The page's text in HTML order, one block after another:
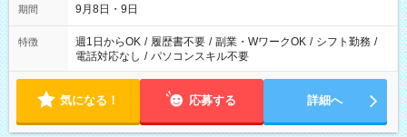
期間 9月8日・9日
特徴 週1日からOK / 履歴書不要 / 副業・WワークOK / シフト勤務 /
電話対応なし / パソコンスキル不要
気になる！ 応募する 詳細へ